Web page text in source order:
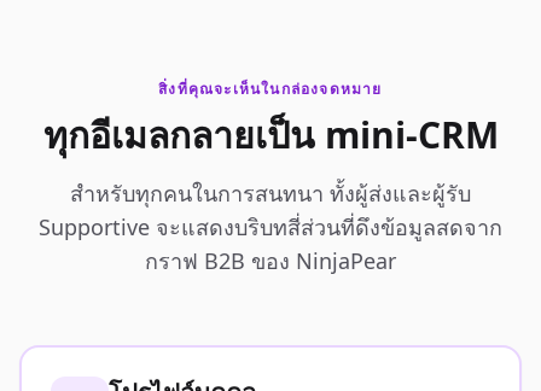
สิ่งที่คุณจะเห็นในกล่องจดหมาย
ทุกอีเมลกลายเป็น mini-CRM
สำหรับทุกคนในการสนทนา ทั้งผู้ส่งและผู้รับ
Supportive จะแสดงบริบทสี่ส่วนที่ดึงข้อมูลสดจาก
กราฟ B2B ของ NinjaPear